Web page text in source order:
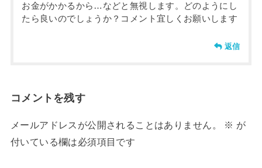
お金がかかるから…などと無視します。どのようにし
たら良いのでしょうか？コメント宜しくお願いします
返信
コメントを残す
メールアドレスが公開されることはありません。 ※ が
付いている欄は必須項目です